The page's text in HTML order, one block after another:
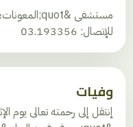
للإتصال: 03.193356
وفيات